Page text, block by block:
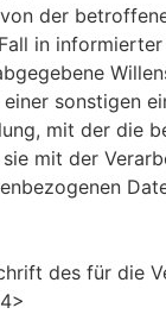
der
in informierter
sonstigen
mit der die
mit der
des für die